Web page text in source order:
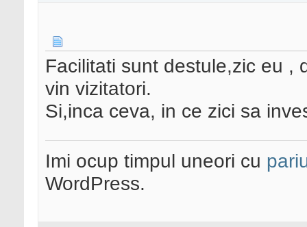
Facilitati sunt destule,zic eu ,
vin vizitatori.
Si,inca ceva, in ce zici sa
Imi ocup timpul uneori cu
WordPress.